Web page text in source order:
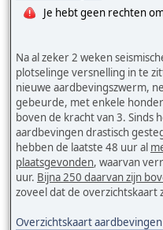
Je hebt geen rechten
Na al zeker 2 weken
plotselinge versnelling in te
nieuwe aardbevingszwerm,
gebeurde, met enkele
boven de kracht van 3. Sinds
aardbevingen drastisch
hebben de laatste 48 uur al
plaatsgevonden, waarvan
uur. Bijna 250 daarvan zijn
zoveel dat de overzichtskaart
Overzichtskaart aardbevingen